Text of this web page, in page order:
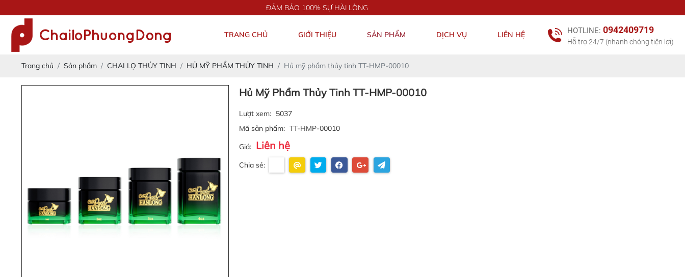
ĐẢM BẢO 100% SỰ HÀI LÒNG
TRANG CHỦ GIỚI THIỆU SẢN PHẨM DỊCH VỤ LIÊN HỆ HOTLINE: 0942409719
Hỗ trợ 24/7 (nhanh chóng tiện lợi)
Trang chủ Sản phẩm CHAI LỌ THỦY TINH HỦ MỸ PHẨM THỦY TINH Hủ mỹ phẩm thủy tinh TT-HMP-00010
Hủ Mỹ Phẩm Thủy Tinh TT-HMP-00010
Lượt xem: 5037
Mã sản phẩm: TT-HMP-00010
Giá: Liên hệ
Chia sẻ: